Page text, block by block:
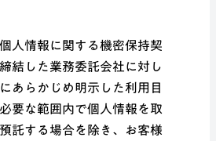
人情報に関する機密保持契
結した業務委託会社に対し
あらかじめ明示した利用目
要な範囲内で個人情報を取
託する場合を除き、お客様